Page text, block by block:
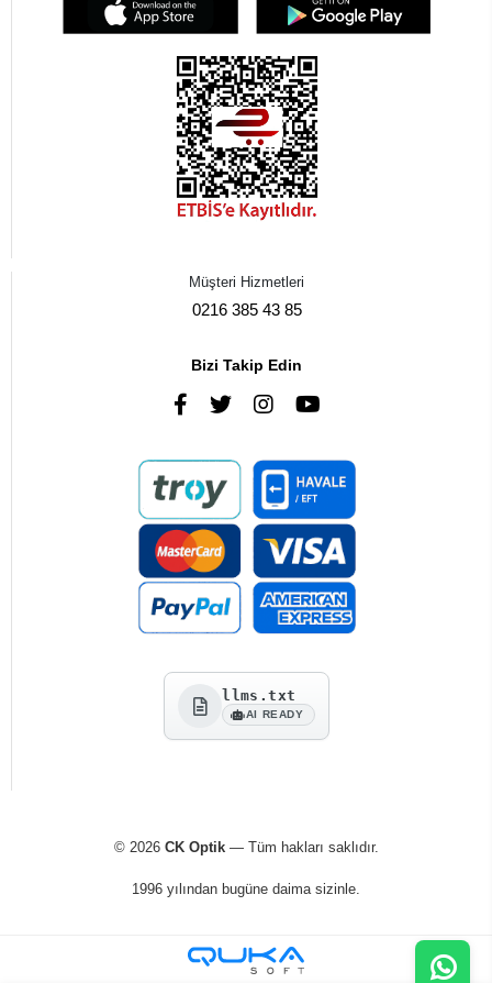
Müşteri Hizmetleri
0216 385 43 85
Bizi Takip Edin
llms.txt
AI READY
© 2026 CK Optik— Tüm hakları saklıdır.
1996 yılından bugüne daima sizinle.